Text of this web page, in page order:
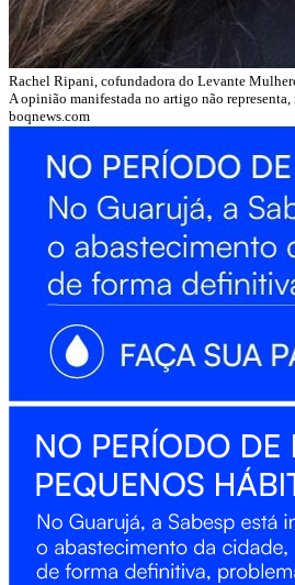
Rachel Ripani, cofundadora do Levante
A opinião manifestada no artigo não
boqnews.com